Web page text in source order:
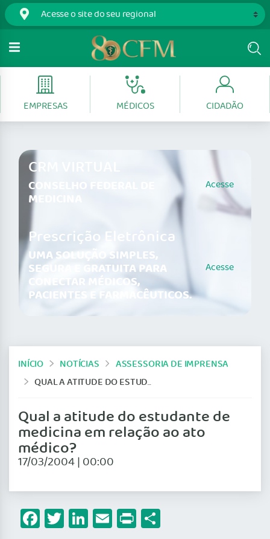
EMPRESAS MÉDICOS CIDADÃO
CRM VIRTUAL
CONSELHO FEDERAL DE
MEDICINA
Acesse
Prescrição Eletrônica
UMA SOLUÇÃO SIMPLES,
SEGURA E GRATUITA PARA
CONECTAR MÉDICOS,
PACIENTES E FARMACÊUTICOS.
Acesse
INÍCIO NOTÍCIAS
ASSESSORIA DE IMPRENSA
QUAL A ATITUDE DO ESTUDANTE DE MEDICINA EM RELAÇÃO AO ATO MÉDICO?
Qual a atitude do estudante de
medicina em relação ao ato
médico?
17/03/2004 | 00:00
Facebook
Twitter
LinkedIn
Email
Print